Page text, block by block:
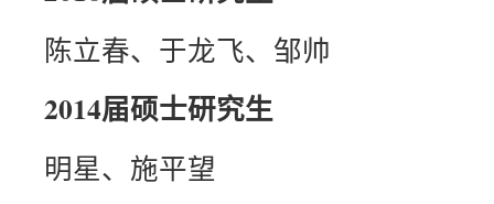
陈立春、于龙飞、邹帅
2014届硕士研究生
明星、施平望